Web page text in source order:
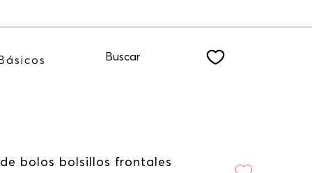
NEWSLETTER
Básicos Buscar
bolos bolsillos frontales